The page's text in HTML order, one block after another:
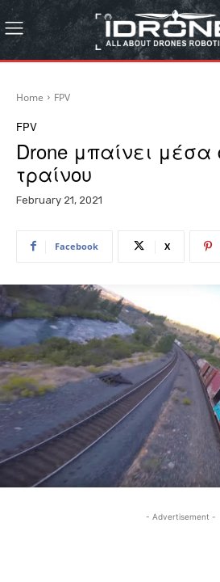
Home FPV
FPV
Drone μπαίνει μέσα
τραίνου
February 21, 2021
Facebook X
- Advertisement -